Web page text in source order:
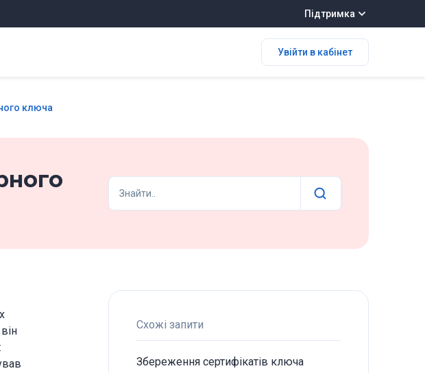
Підтримка
Увійти в кабінет
ключа
Знайти..
Схожі запити
Збереження сертифікатів ключа